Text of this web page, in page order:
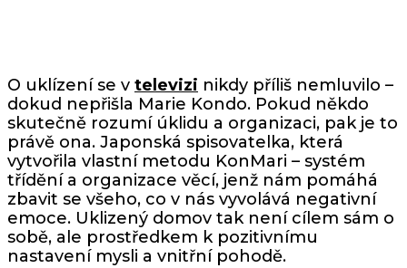
O uklízení se v televizi nikdy příliš nemluvilo –
dokud nepřišla Marie Kondo. Pokud někdo
skutečně rozumí úklidu a organizaci, pak je to
právě ona. Japonská spisovatelka, která
vytvořila vlastní metodu KonMari – systém
třídění a organizace věcí, jenž nám pomáhá
zbavit se všeho, co v nás vyvolává negativní
emoce. Uklizený domov tak není cílem sám o
sobě, ale prostředkem k pozitivnímu
nastavení mysli a vnitřní pohodě.